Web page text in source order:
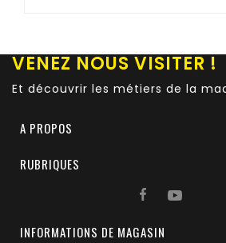
VENEZ NOUS VISITER !
Et découvrir les métiers de la
A PROPOS
RUBRIQUES
INFORMATIONS DE MAGASIN